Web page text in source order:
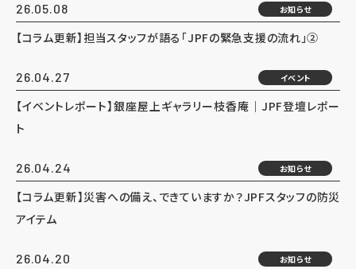
26.05.08 お知らせ
【コラム更新】担当スタッフが語る「JPFの緊急支援の流れ」②
26.04.27 イベント
【イベントレポート】銀座屋上ギャラリー枝香庵｜JPF登壇レポー
ト
26.04.24 お知らせ
【コラム更新】災害への備え、できていますか？JPFスタッフの防災
アイテム
26.04.20 お知らせ